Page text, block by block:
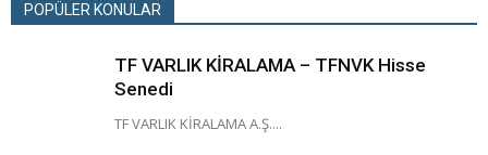
POPÜLER KONULAR
TF VARLIK KİRALAMA – TFNVK Hisse
Senedi
TF VARLIK KİRALAMA A.Ş....